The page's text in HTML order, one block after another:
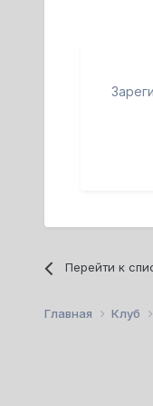
Перейти к
Главная Клуб